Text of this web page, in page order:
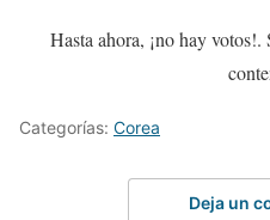
Hasta ahora, ¡no hay
Categorías: Corea
Deja un